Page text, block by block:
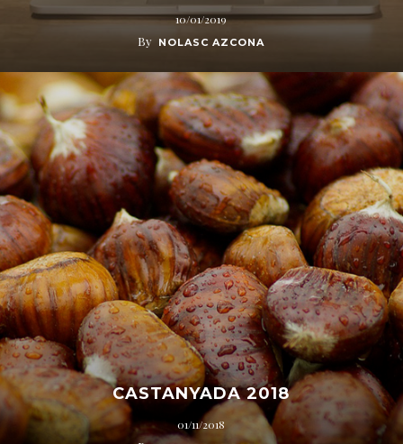
10/01/2019
By NOLASC AZCONA
CASTANYADA 2018
01/11/2018